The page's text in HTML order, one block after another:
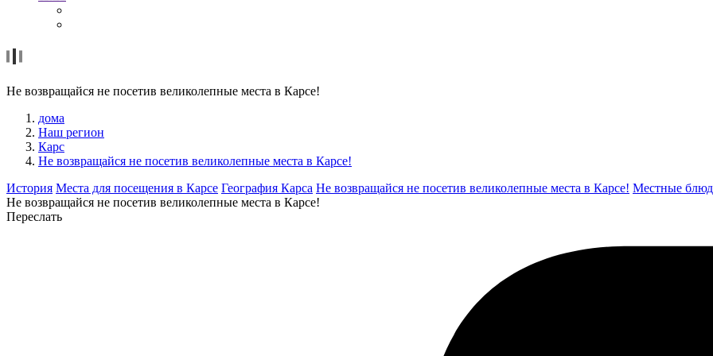
Не возвращайся не посетив великолепные места в Карсе!
дома
Наш регион
Карс
Не возвращайся не посетив великолепные места в Карсе!
История Места для посещения в Карсе География Карса Не возвращайся не посетив великолепные места в Карсе! Местные
Не возвращайся не посетив великолепные места в Карсе!
Переслать